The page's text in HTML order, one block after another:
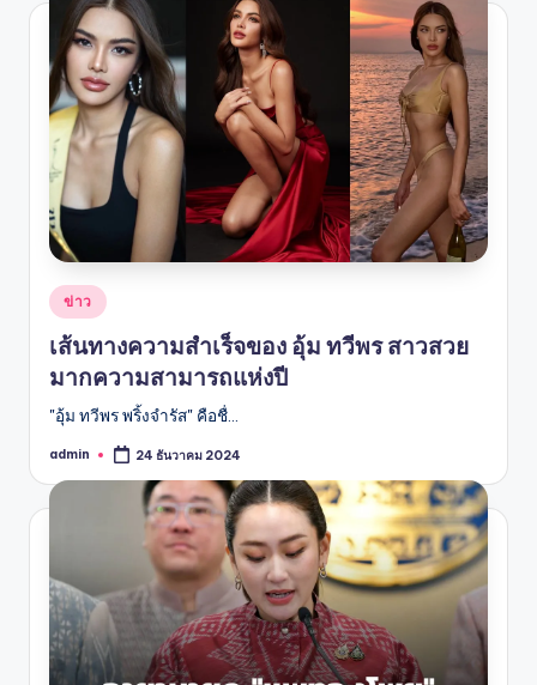
Posted
in
ข่าว
เส้นทางความสำเร็จของ อุ้ม ทวีพร สาวสวย
มากความสามารถแห่งปี
"อุ้ม ทวีพร พริ้งจำรัส" คือชื่…
Posted
admin 24 ธันวาคม 2024